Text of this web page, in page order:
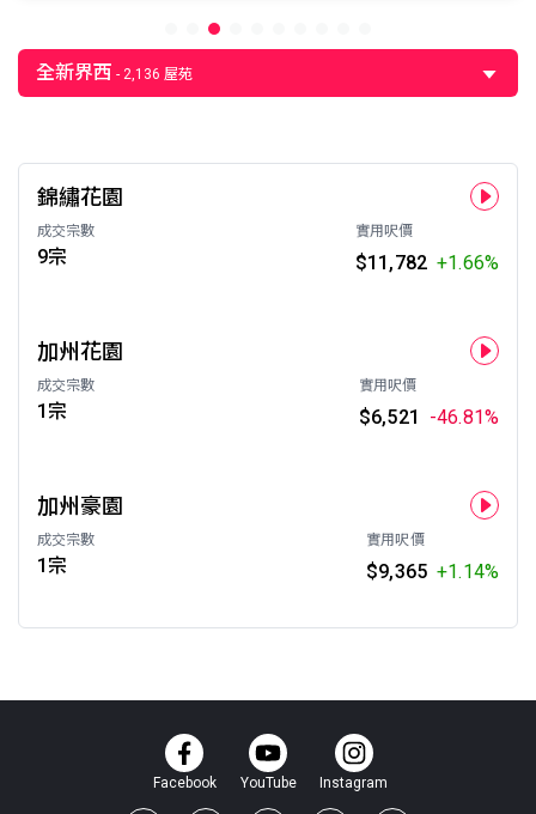
全新界西 - 2,136 屋苑
錦繡花園
成交宗數
9宗
實用呎價
+1.66%
$11,782
加州花園
成交宗數
1宗
實用呎價
-46.81%
$6,521
加州豪園
成交宗數
1宗
實用呎價
+1.14%
$9,365
Facebook YouTube Instagram